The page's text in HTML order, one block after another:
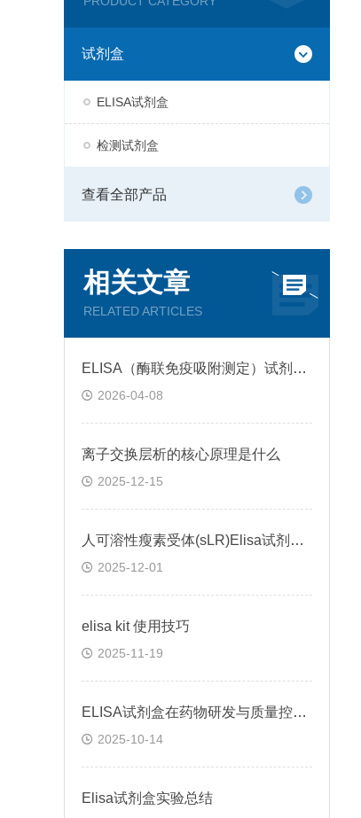
试剂盒
ELISA试剂盒
检测试剂盒
查看全部产品
相关文章
RELATED ARTICLES
ELISA（酶联免疫吸附测定）试剂盒原理类型检测方法
2026-04-08
离子交换层析的核心原理是什么
2025-12-15
人可溶性瘦素受体(sLR)Elisa试剂盒可溶性受体的作用
2025-12-01
elisa kit 使用技巧
2025-11-19
ELISA试剂盒在药物研发与质量控制中的应用实践
2025-10-14
Elisa试剂盒实验总结